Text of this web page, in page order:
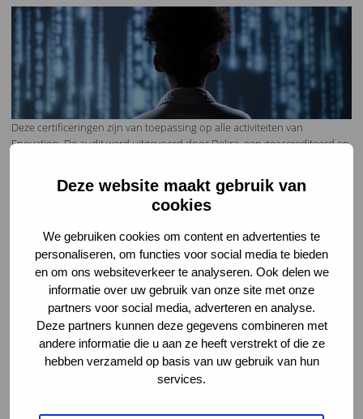
Deze website maakt gebruik van
cookies
We gebruiken cookies om content en advertenties te
personaliseren, om functies voor social media te bieden
en om ons websiteverkeer te analyseren. Ook delen we
informatie over uw gebruik van onze site met onze
partners voor social media, adverteren en analyse.
Deze partners kunnen deze gegevens combineren met
andere informatie die u aan ze heeft verstrekt of die ze
hebben verzameld op basis van uw gebruik van hun
services.
Deze certificeringen zijn van toepassing op alle activiteiten van
Enovation. De audit werd uitgevoerd door Dekra, een geaccrediteerd en
Bianca Brooijmans, Data Protection Officer bij Enovation:“Bij Enovation
werken we organisatie-breed met hetzelfde management systeem. Dit
bijvoorbeeld één beschrijving, of één uitgangspunt voor het
informatiebeveiligingsbeleid, die van toepassing is op alle activiteiten en
locaties. Met de uitbreiding van de certificaten voor MULTIsignaal en
Boomerweb laten zij zien, dat ook zij voldoen aan de maximale
kwaliteitseisen en dat zij de informatiebeveiliging voor zorgprofessionals
op het hoogste niveau hebben geregeld.
Verder bevat de certificering geen uitsluitingen van de verklaring van
toepasselijkheid. Hiermee hebben we een mooi resultaat behaald, waar
we trots op zijn, omdat het laat zien dat we continu werken aan het
verbeteren van de informatiebeveiliging en de kwaliteit van de